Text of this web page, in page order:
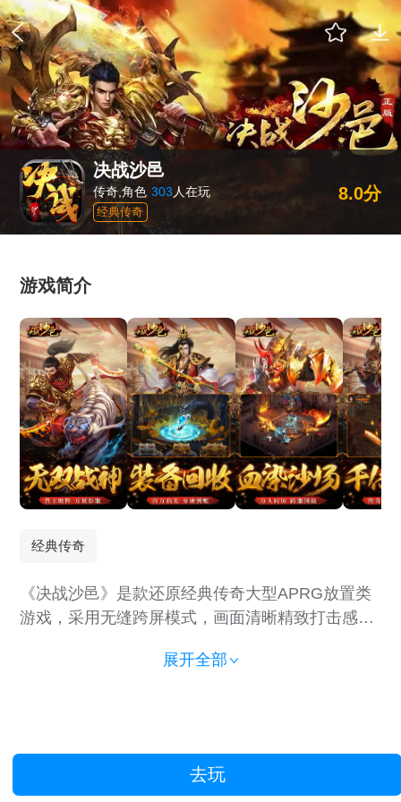
决战沙邑
传奇,角色 303人在玩
经典传奇
8.0分
游戏简介
经典传奇
《决战沙邑》是款还原经典传奇大型APRG放置类
游戏，采用无缝跨屏模式，画面清晰精致打击感实
成，炫丽画风显得非常霸气！玩家可与小伙伴一起
展开全部
去玩